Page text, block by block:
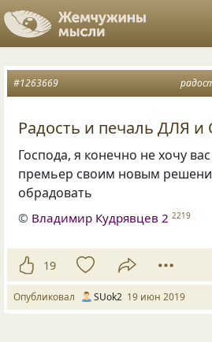
#1263669
Радость и печаль ДЛЯ и
Господа, я конечно не хочу вас
премьер своим новым
обрадовать
© Владимир Кудрявцев 2 2219
19
Опубликовал SUok2 19 июн 2019